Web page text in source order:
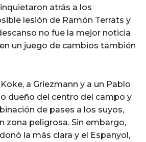
atrás a los
lesión de Ramón Terrats y
no fue la mejor noticia
en un juego de cambios también
a Griezmann y a un Pablo
dueño del centro del campo y
de pases a los suyos,
zona peligrosa. Sin embargo,
la más clara y el Espanyol,